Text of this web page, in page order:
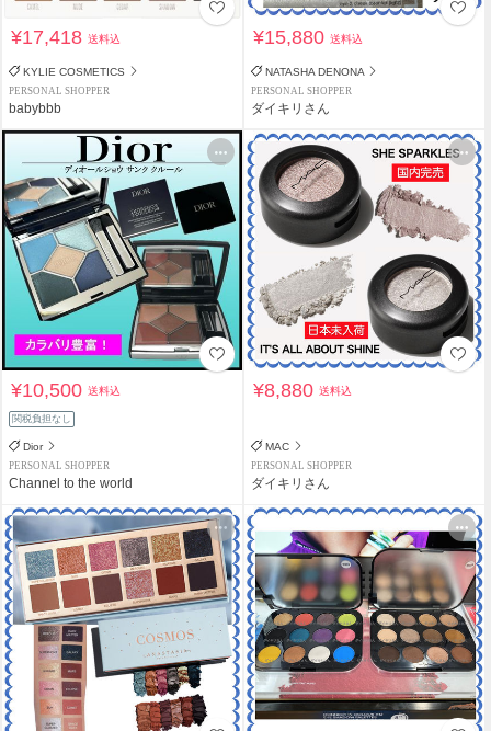
¥17,418送料込
KYLIE COSMETICS
PERSONAL SHOPPER
babybbb
¥15,880送料込
NATASHA DENONA
PERSONAL SHOPPER
ダイキリさん
¥10,500送料込
関税負担なし
Dior
PERSONAL SHOPPER
Channel to the world
¥8,880送料込
MAC
PERSONAL SHOPPER
ダイキリさん